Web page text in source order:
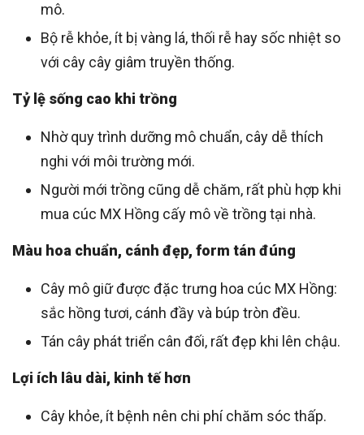
mô.
Bộ rễ khỏe, ít bị vàng lá, thối rễ hay sốc nhiệt so
với cây cây giâm truyền thống.
Tỷ lệ sống cao khi trồng
Nhờ quy trình dưỡng mô chuẩn, cây dễ thích
nghi với môi trường mới.
Người mới trồng cũng dễ chăm, rất phù hợp khi
mua cúc MX Hồng cấy mô về trồng tại nhà.
Màu hoa chuẩn, cánh đẹp, form tán đúng
Cây mô giữ được đặc trưng hoa cúc MX Hồng:
sắc hồng tươi, cánh đầy và búp tròn đều.
Tán cây phát triển cân đối, rất đẹp khi lên chậu.
Lợi ích lâu dài, kinh tế hơn
Cây khỏe, ít bệnh nên chi phí chăm sóc thấp.